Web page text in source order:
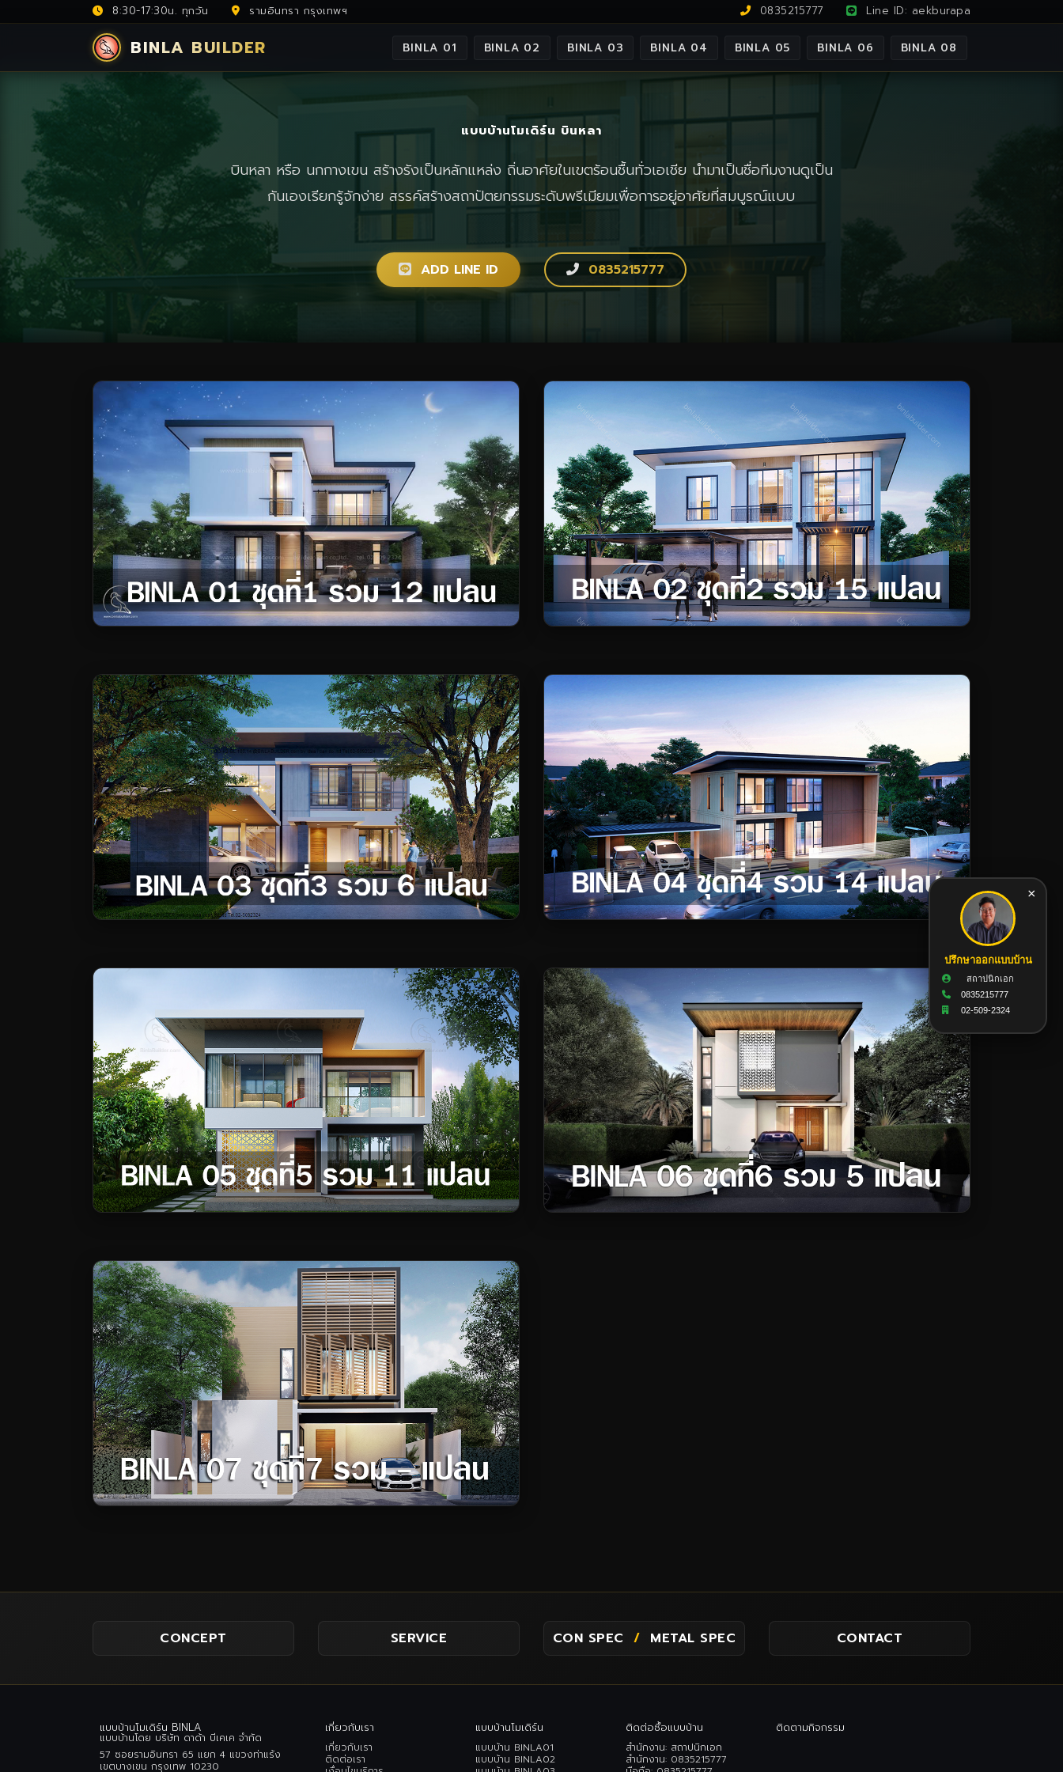
8:30-17:30น. ทุกวัน รามอินทรา กรุงเทพฯ 0835215777 Line ID: aekburapa
BINLA BUILDER BINLA 01 BINLA 02 BINLA 03 BINLA 04 BINLA 05 BINLA 06 BINLA 08
แบบบ้านโมเดิร์น บินหลา
บินหลา หรือ นกกางเขน สร้างรังเป็นหลักแหล่ง ถิ่นอาศัยในเขตร้อนชื้นทั่วเอเชีย นำมาเป็นชื่อทีมงานดูเป็น
กันเองเรียกรู้จักง่าย สรรค์สร้างสถาปัตยกรรมระดับพรีเมียมเพื่อการอยู่อาศัยที่สมบูรณ์แบบ
ADD LINE ID 0835215777
CONCEPT SERVICE CON SPEC / METAL SPEC CONTACT
แบบบ้านโมเดิร์น BINLA
แบบบ้านโดย บริษัท ดาด้า บีเคเค จำกัด
57 ซอยรามอินทรา 65 แยก 4 แขวงท่าแร้ง
เขตบางเขน กรุงเทพ 10230
เกี่ยวกับเรา
เกี่ยวกับเรา
ติดต่อเรา
แบบบ้านโมเดิร์น
แบบบ้าน BINLA01
แบบบ้าน BINLA02
ติดต่อซื้อแบบบ้าน
สำนักงาน: สถาปนิกเอก
สำนักงาน: 0835215777
ติดตามกิจกรรม
×
ปรึกษาออกแบบบ้าน
สถาปนิกเอก
0835215777
02-509-2324